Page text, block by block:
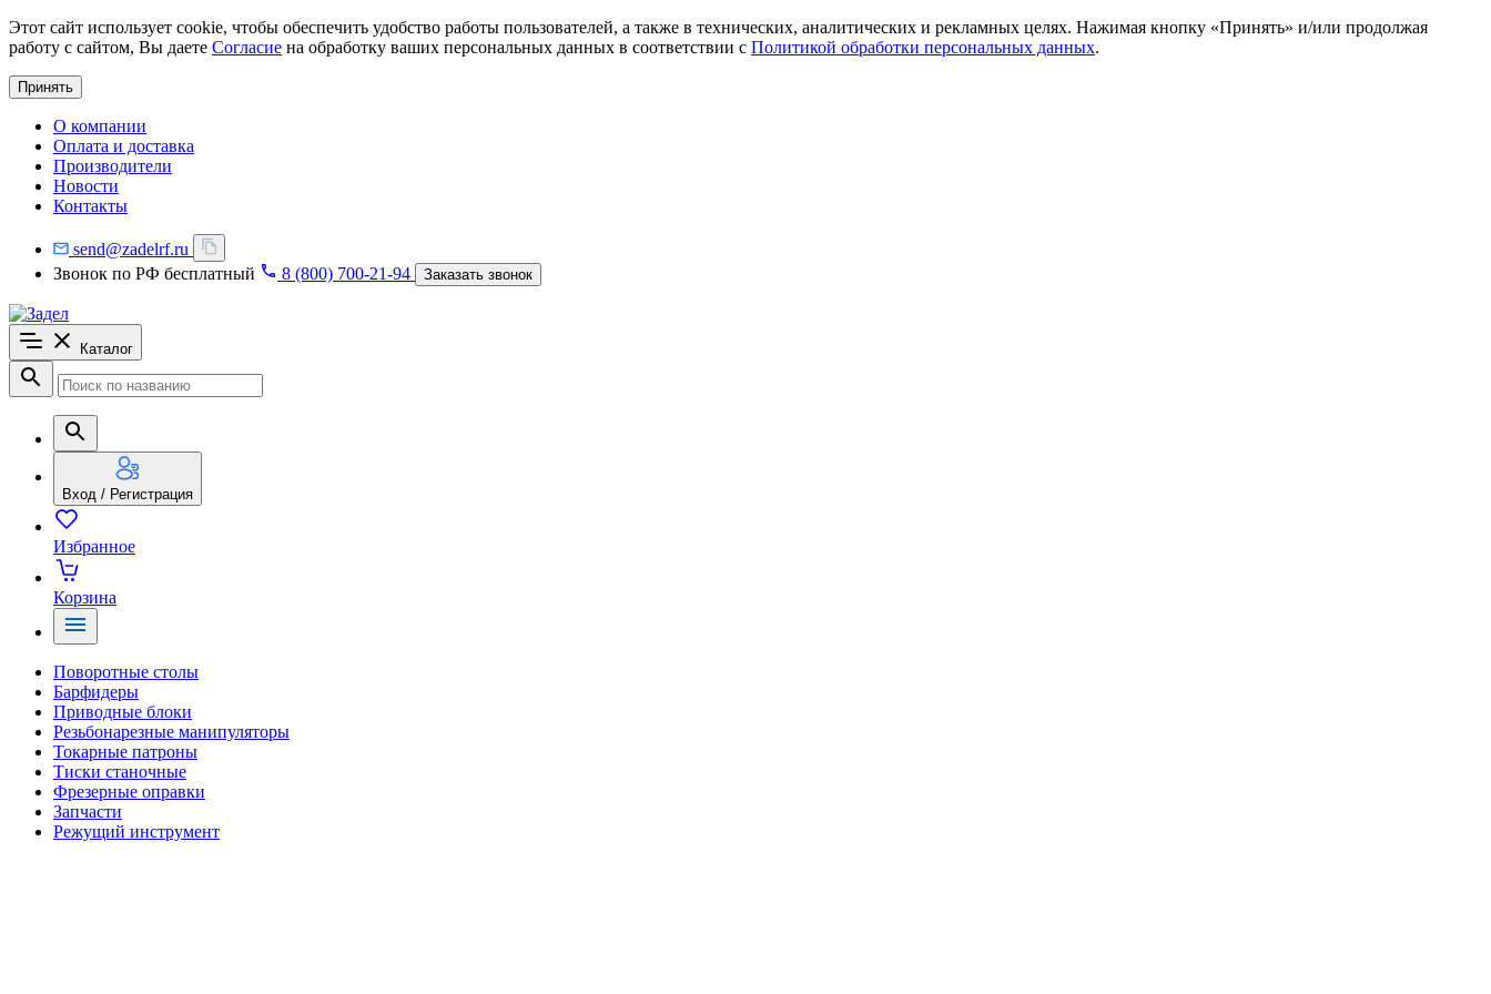
Этот сайт использует cookie, чтобы обеспечить удобство работы пользователей, а также в технических, аналитических и рекламных целях. Нажимая кнопку «Принять» и/или продолжая
работу с сайтом, Вы даете Согласие на обработку ваших персональных данных в соответствии с Политикой обработки персональных данных.
Принять
О компании
Оплата и доставка
Производители
Новости
Контакты
send@zadelrf.ru
Звонок по РФ бесплатный
8 (800) 700-21-94 Заказать звонок
Каталог
Вход / Регистрация
Избранное
Корзина
Поворотные столы
Барфидеры
Приводные блоки
Резьбонарезные манипуляторы
Токарные патроны
Тиски станочные
Фрезерные оправки
Запчасти
Режущий инструмент